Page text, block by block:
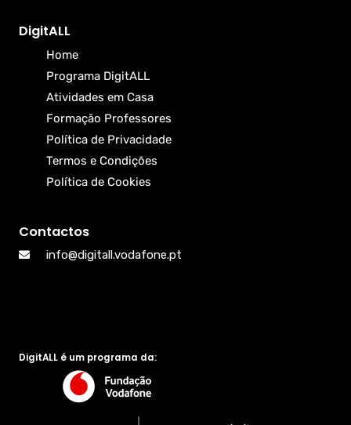
DigitALL
Home
Programa DigitALL
Atividades em Casa
Formação Professores
Política de Privacidade
Termos e Condições
Política de Cookies
Contactos
info@digitall.vodafone.pt
DigitALL é um programa da: